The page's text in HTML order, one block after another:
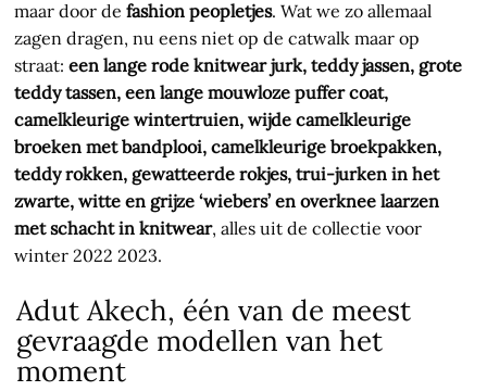
maar door defashion peopletjes. Wat we zo allemaal
zagen dragen, nu eens niet op de catwalk maar op
straat:een lange rode knitwear jurk, teddy jassen, grote
teddy tassen, een lange mouwloze puffer coat,
camelkleurige wintertruien, wijde camelkleurige
broeken met bandplooi, camelkleurige broekpakken,
teddy rokken, gewatteerde rokjes, trui-jurken in het
zwarte, witte en grijze ‘wiebers’ en overknee laarzen
met schacht in knitwear, alles uit de collectie voor
winter 2022 2023.
Adut Akech, één van de meest
gevraagde modellen van het
moment